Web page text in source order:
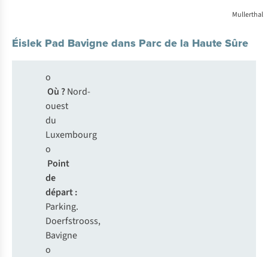
Mullerthal
Éislek Pad Bavigne dans Parc de la Haute Sûre
o
Où ?Nord-
ouest
du
Luxembourg
o
Point
de
départ :
Parking.
Doerfstrooss,
Bavigne
o